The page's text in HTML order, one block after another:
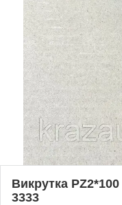
Викрутка
3333